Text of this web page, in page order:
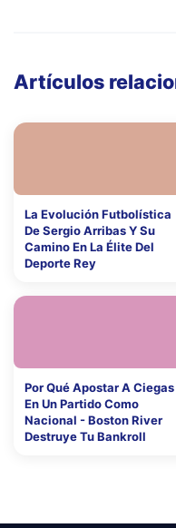
Artículos
La Evolución Futbolística
De Sergio Arribas Y Su
Camino En La Élite Del
Deporte Rey
Por Qué Apostar A Ciegas
En Un Partido Como
Nacional - Boston River
Destruye Tu Bankroll